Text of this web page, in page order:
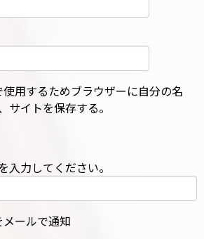
用するためブラウザーに自分の名
サイトを保存する。
入力してください。
ールで通知